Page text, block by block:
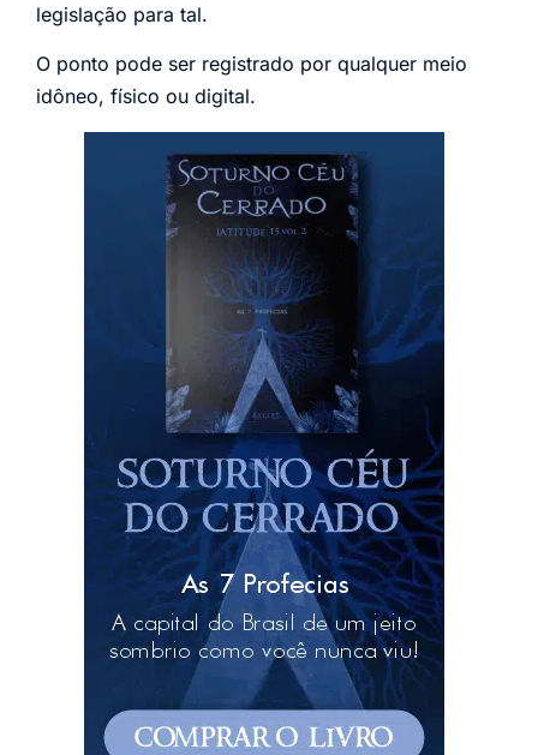
legislação para tal.
O ponto pode ser registrado por qualquer meio
idôneo, físico ou digital.